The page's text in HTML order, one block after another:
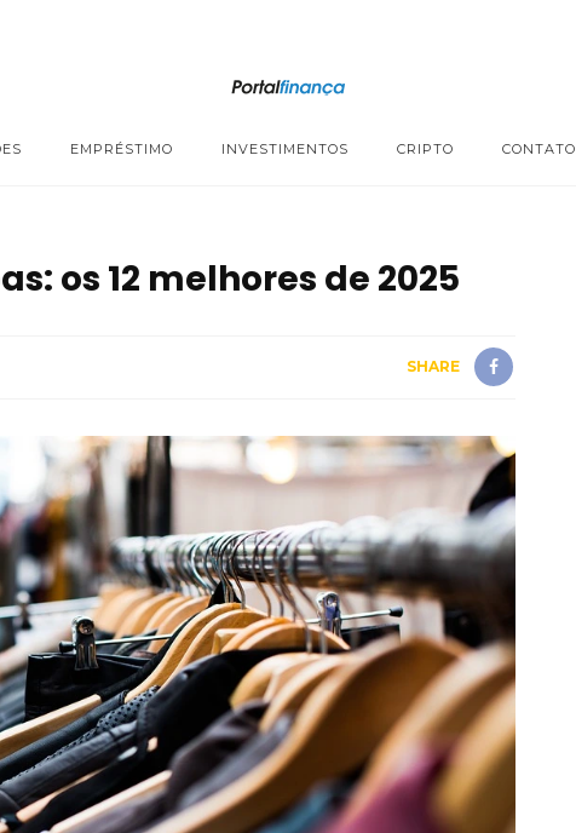
EMPRÉSTIMO INVESTIMENTOS CRIPTO CONTATO
os 12 melhores de 2025
SHARE